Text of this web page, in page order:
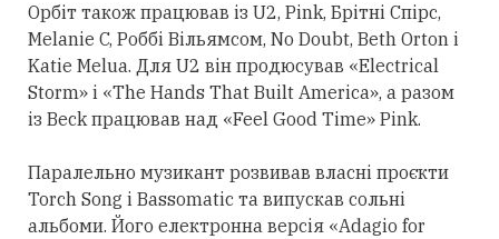
Орбіт також працював із U2, Pink, Брітні Спірс,
Melanie C, Роббі Вільямсом, No Doubt, Beth Orton і
Katie Melua. Для U2 він продюсував «Electrical
Storm» і «The Hands That Built America», а разом
із Beck працював над «Feel Good Time» Pink.
Паралельно музикант розвивав власні проєкти
Torch Song і Bassomatic та випускав сольні
альбоми. Його електронна версія «Adagio for